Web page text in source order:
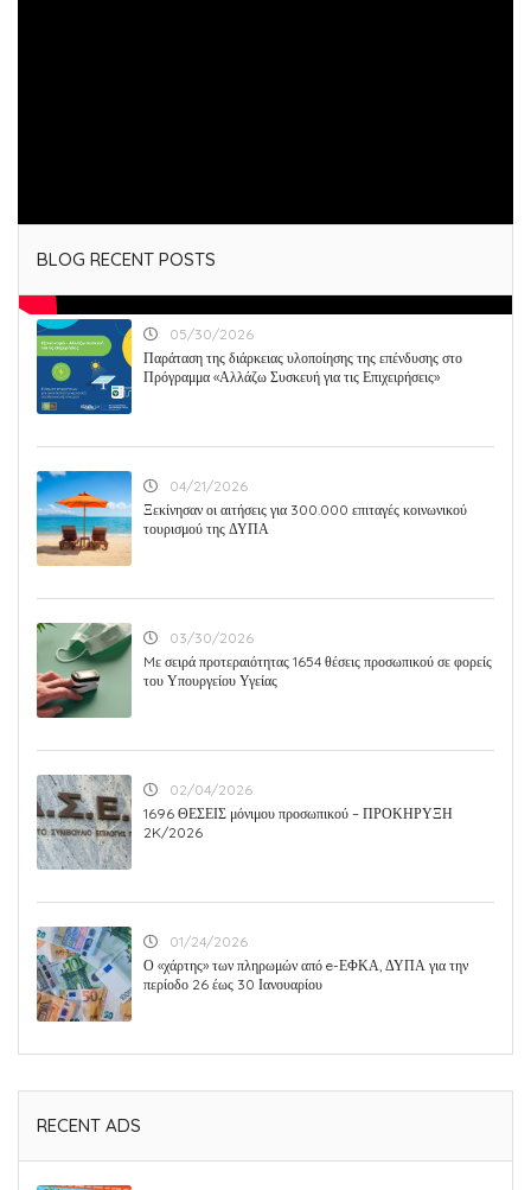
BLOG RECENT POSTS
05/30/2026
Παράταση της διάρκειας υλοποίησης της επένδυσης στο
Πρόγραμμα «Αλλάζω Συσκευή για τις Επιχειρήσεις»
04/21/2026
Ξεκίνησαν οι αιτήσεις για 300.000 επιταγές κοινωνικού
τουρισμού της ΔΥΠΑ
03/30/2026
Mε σειρά προτεραιότητας 1654 θέσεις προσωπικού σε φορείς
του Υπουργείου Υγείας
02/04/2026
1696 ΘΕΣΕΙΣ μόνιμου προσωπικού – ΠΡΟΚΗΡΥΞΗ
2K/2026
01/24/2026
Ο «χάρτης» των πληρωμών από e-ΕΦΚΑ, ΔΥΠΑ για την
περίοδο 26 έως 30 Ιανουαρίου
RECENT ADS